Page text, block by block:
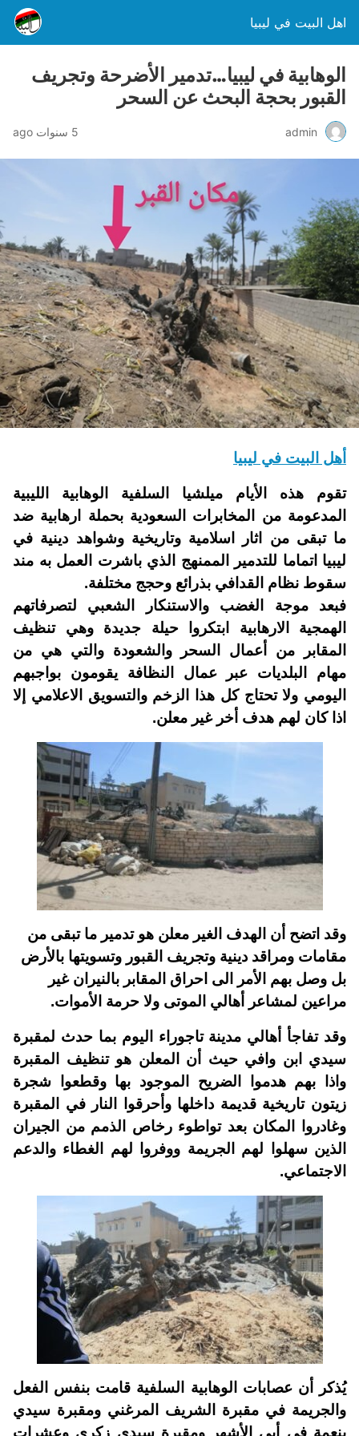
اهل البيت في ليبيا
الوهابية في ليبيا…تدمير الأضرحة وتجريف
القبور بحجة البحث عن السحر
admin 5 سنوات ago
أهل البيت في ليبيا
تقوم هذه الأيام ميلشيا السلفية الوهابية الليبية
المدعومة من المخابرات السعودية بحملة ارهابية ضد
ما تبقى من اثار اسلامية وتاريخية وشواهد دينية في
ليبيا اتماما للتدمير الممنهج الذي باشرت العمل به مند
سقوط نظام القدافي بذرائع وحجج مختلفة.
فبعد موجة الغضب والاستنكار الشعبي لتصرفاتهم
الهمجية الارهابية ابتكروا حيلة جديدة وهي تنظيف
المقابر من أعمال السحر والشعودة والتي هي من
مهام البلديات عبر عمال النظافة يقومون بواجبهم
اليومي ولا تحتاج كل هذا الزخم والتسويق الاعلامي إلا
اذا كان لهم هدف أخر غير معلن.
وقد اتضح أن الهدف الغير معلن هو تدمير ما تبقى من
مقامات ومراقد دينية وتجريف القبور وتسويتها بالأرض
بل وصل بهم الأمر الى احراق المقابر بالنيران غير
مراعين لمشاعر أهالي الموتى ولا حرمة الأموات.
وقد تفاجأ أهالي مدينة تاجوراء اليوم بما حدث لمقبرة
سيدي ابن وافي حيث أن المعلن هو تنظيف المقبرة
واذا بهم هدموا الضريح الموجود بها وقطعوا شجرة
زيتون تاريخية قديمة داخلها وأحرقوا النار في المقبرة
وغادروا المكان بعد تواطوء رخاص الذمم من الجيران
الذين سهلوا لهم الجريمة ووفروا لهم الغطاء والدعم
الاجتماعي.
يُذكر أن عصابات الوهابية السلفية قامت بنفس الفعل
والجريمة في مقبرة الشريف المرغني ومقبرة سيدي
بنعمة في أبي الأشهر ومقبرة سيدي زكري وعشرات